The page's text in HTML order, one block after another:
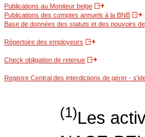
Publications au Moniteur belge
Publications des comptes annuels à la BNB
Base de données des statuts et des pouvoirs
Répertoire des employeurs
Check obligation de retenue
Registre Central des interdictions de gérer -
(1)Les